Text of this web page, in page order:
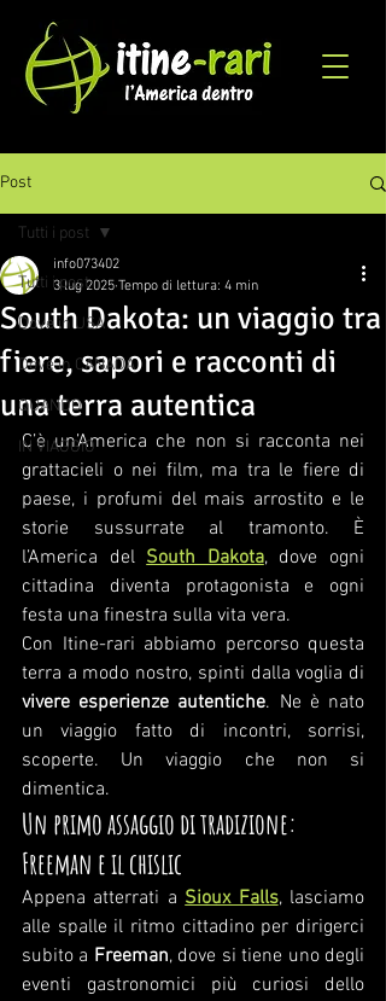
Post
Tutti i post
Dove in USA
Dove in CANADA
QUANDO
IN VIAGGIO
Tutti i post
South Dakota: un viaggio tra
fiere, sapori e racconti di
una terra autentica
info073402
3 lug 2025 Tempo di lettura: 4 min
C’è un’America che non si racconta nei
grattacieli o nei film, ma tra le fiere di
paese, i profumi del mais arrostito e le
storie sussurrate al tramonto. È
l’America del South Dakota, dove ogni
cittadina diventa protagonista e ogni
festa una finestra sulla vita vera.
Con Itine-rari abbiamo percorso questa
vivere esperienze autentiche. Ne è nato
un viaggio fatto di incontri, sorrisi,
scoperte. Un viaggio che non si
dimentica.
Un primo assaggio di tradizione:
Freeman e il chislic
Appena atterrati a Sioux Falls, lasciamo
alle spalle il ritmo cittadino per dirigerci
subito a Freeman, dove si tiene uno degli
eventi gastronomici più curiosi dello